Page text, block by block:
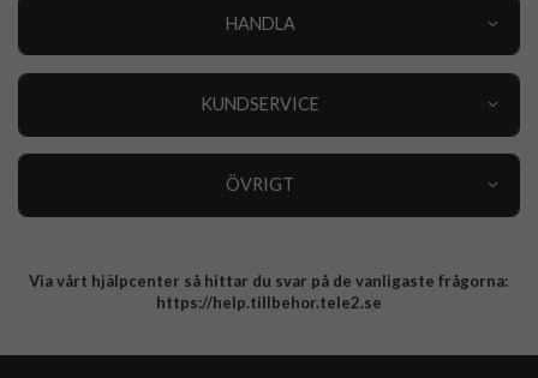
HANDLA
KUNDSERVICE
ÖVRIGT
Integritetspolicy
Via vårt hjälpcenter så hittar du svar på de vanligaste frågorna:
https://help.tillbehor.tele2.se